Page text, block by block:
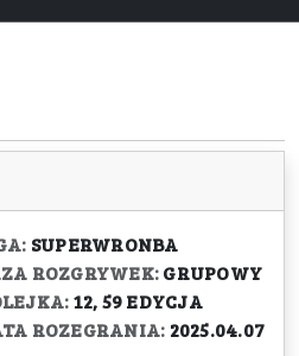
SUPERWRONBA
ROZGRYWEK:GRUPOWY
12, 59 EDYCJA
ROZEGRANIA: 2025.04.07